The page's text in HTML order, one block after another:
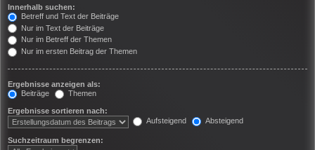
Innerhalb suchen:
Betreff und Text der Beiträge
Nur im Text der Beiträge
Nur im Betreff der Themen
Nur im ersten Beitrag der Themen
Ergebnisse anzeigen als:
Beiträge
Themen
Ergebnisse sortieren nach:
Aufsteigend
Absteigend
Suchzeitraum begrenzen: